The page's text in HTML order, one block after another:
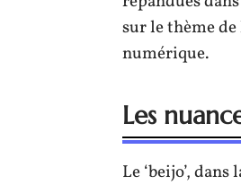
sur le thème
numérique.
Les
Le ‘beijo’,